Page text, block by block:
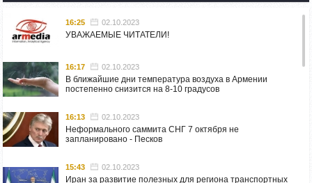
16:25 02.10.2023
УВАЖАЕМЫЕ ЧИТАТЕЛИ!
16:17 02.10.2023
В ближайшие дни температура воздуха в Армении
постепенно снизится на 8-10 градусов
16:13 02.10.2023
Неформального саммита СНГ 7 октября не
запланировано - Песков
15:43 02.10.2023
Иран за развитие полезных для региона транспортных